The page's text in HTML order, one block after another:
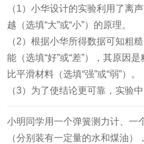
（1）小华设计的实验利用了离
越 （选填“大”或“小”）的原理。
（2）根据小华所得数据可知粗
能 （选填“好”或“差”），其原因
比平滑材料 （选填“强”或“弱”）。
（3）为了使结论更可靠，实验
小明同学用一个弹簧测力计、一
（分别装有一定量的水和煤油